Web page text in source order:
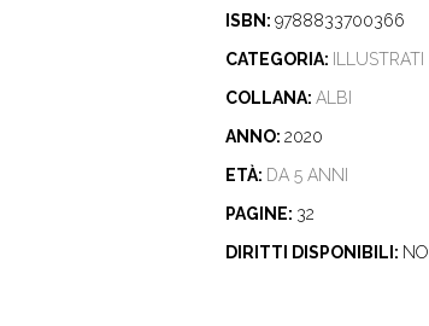
ISBN: 9788833700366
CATEGORIA: ILLUSTRATI
COLLANA: ALBI
ANNO: 2020
ETÀ: DA 5 ANNI
PAGINE: 32
DIRITTI DISPONIBILI: NO